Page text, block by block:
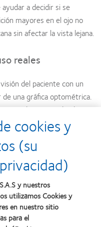
a decidir si se
mayores en el ojo no
sin afectar la vista lejana.
reales
del paciente con un
una gráfica optométrica.
OU a distancia y desde
para adaptarse.
notar algo de visión
algunas semanas.
de un "plan B"
o no quieren dedicar
lentes de contacto
cookies y
(su
y nuestros
utilizamos Cookies y
en nuestro sitio
para el